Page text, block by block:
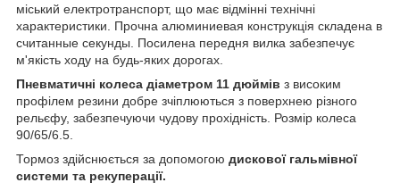
міський електротранспорт, що має відмінні технічні
характеристики. Прочна алюминиевая конструкція складена в
считанные секунды. Посилена передня вилка забезпечує
м'якість ходу на будь-яких дорогах.
Пневматичні колеса діаметром 11 дюймів з високим
профілем резини добре зчіплюються з поверхнею різного
рельєфу, забезпечуючи чудову прохідність. Розмір колеса
90/65/6.5.
Тормоз здійснюється за допомогою дискової гальмівної
системи та рекуперації.